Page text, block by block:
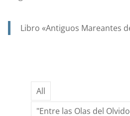
ANA.
MARINERÍA.
Libro «Antiguos Mareantes
All
"Entre las Olas del